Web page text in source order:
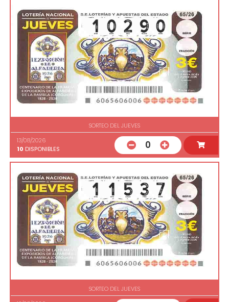
SORTEO DEL JUEVES
13/08/2026
10 DISPONIBLES 0
SORTEO DEL JUEVES